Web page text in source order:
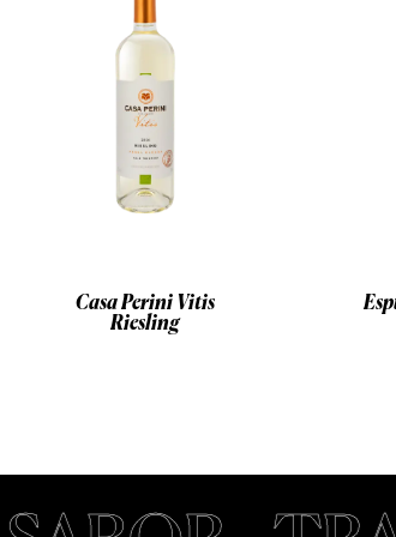
Casa Perini Vitis
Riesling